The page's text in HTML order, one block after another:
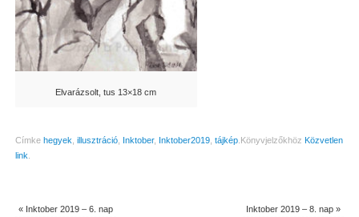
Elvarázsolt, tus 13×18 cm
Címke hegyek illusztráció, Inktober, Inktober2019, tájkép. Könyvjelzőkhöz Közvetlen
link
«Inktober 2019 – 6. nap Inktober 2019 – 8. nap»